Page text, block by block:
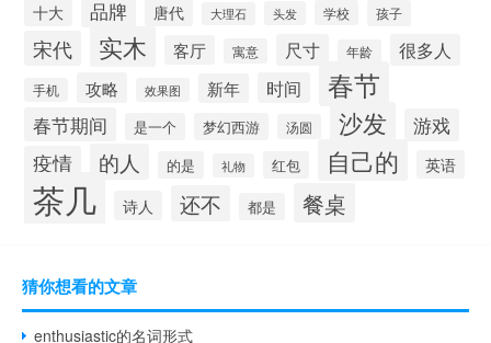
十大 品牌 唐代 大理石 头发 学校 孩子
宋代 实木 客厅 寓意 尺寸 年龄 很多人
手机 攻略 效果图 新年 时间 春节
春节期间 是一个 梦幻西游 汤圆 沙发 游戏
疫情 的人 的是 礼物 红包 自己的 英语
茶几 诗人 还不 都是 餐桌
猜你想看的文章
enthusiastic的名词形式